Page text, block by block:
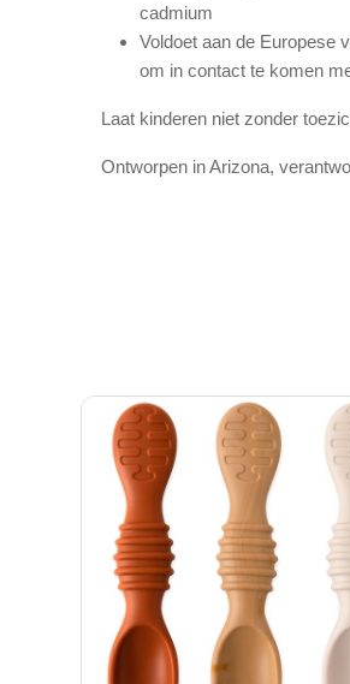
cadmium
Voldoet aan de Europese
om in contact te komen
Laat kinderen niet zonder
Ontworpen in Arizona,